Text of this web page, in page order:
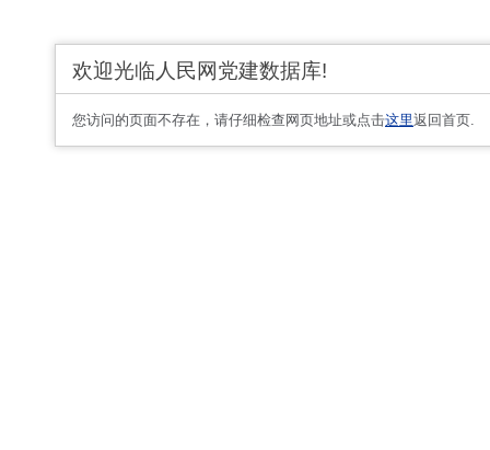
欢迎光临人民网党建数据库!
您访问的页面不存在，请仔细检查网页地址或点击这里返回首页.